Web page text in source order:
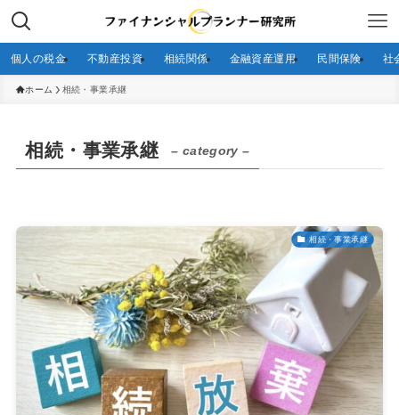
個人の税金 不動産投資 相続関係 金融資産運用 民間保険 社
ホーム 相続・事業承継
相続・事業承継 – category –
相続・事業承継